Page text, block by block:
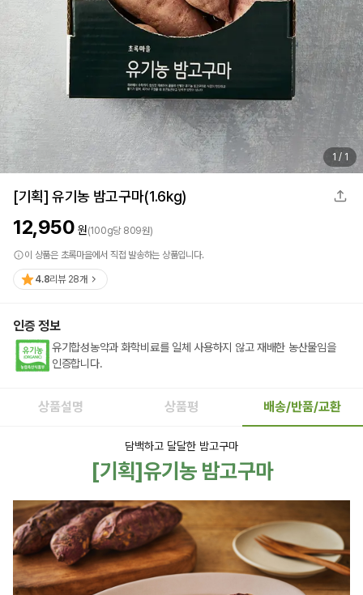
1 / 1
[기획] 유기농 밤고구마(1.6kg)
12,950 원(100g당 809원)
이 상품은 초록마을에서 직접 발송하는 상품입니다.
4.8리뷰 28개
인증 정보
유기합성농약과 화학비료를 일체 사용하지 않고 재배한 농산물임을
인증합니다.
상품설명 상품평 배송/반품/교환
담백하고 달달한 밤고구마
[기획]유기농 밤고구마